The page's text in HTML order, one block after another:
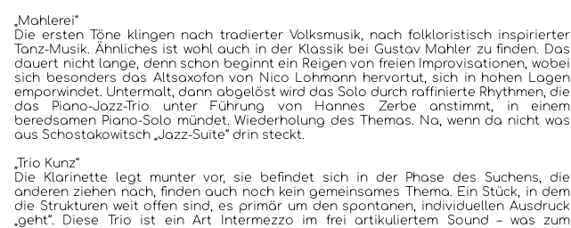
„Mahlerei“
Die ersten Töne klingen nach tradierter Volksmusik, nach folkloristisch inspirierter
Tanz-Musik. Ähnliches ist wohl auch in der Klassik bei Gustav Mahler zu finden. Das
dauert nicht lange, denn schon beginnt ein Reigen von freien Improvisationen, wobei
sich besonders das Altsaxofon von Nico Lohmann hervortut, sich in hohen Lagen
emporwindet. Untermalt, dann abgelöst wird das Solo durch raffinierte Rhythmen, die
das Piano-Jazz-Trio unter Führung von Hannes Zerbe anstimmt, in einem
beredsamen Piano-Solo mündet. Wiederholung des Themas. Na, wenn da nicht was
aus Schostakowitsch „Jazz-Suite“ drin steckt.
„Trio Kunz“
Die Klarinette legt munter vor, sie befindet sich in der Phase des Suchens, die
anderen ziehen nach, finden auch noch kein gemeinsames Thema. Ein Stück, in dem
die Strukturen weit offen sind, es primär um den spontanen, individuellen Ausdruck
„geht“. Diese Trio ist ein Art Intermezzo im frei artikuliertem Sound – was zum